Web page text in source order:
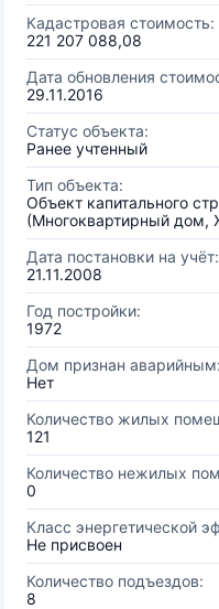
Кадастровая стоимость:
221 207 088,08
Дата обновления
29.11.2016
Статус объекта:
Ранее учтенный
Тип объекта:
Объект капитального
(Многоквартирный дом,
Дата постановки на учёт:
21.11.2008
Год постройки:
1972
Дом признан аварийным:
Нет
Количество жилых
121
Количество нежилых
0
Класс энергетической
Не присвоен
Количество подъездов:
8